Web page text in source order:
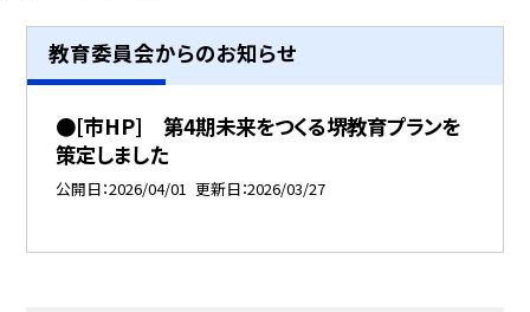
教育委員会からのお知らせ
●[市HP] 第4期未来をつくる堺教育プランを
策定しました
公開日 2026/04/01 更新日 2026/03/27